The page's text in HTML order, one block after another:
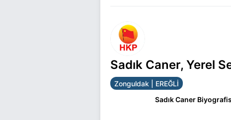
Sadık Caner, Yerel
Zonguldak | EREĞLİ
Sadık Caner